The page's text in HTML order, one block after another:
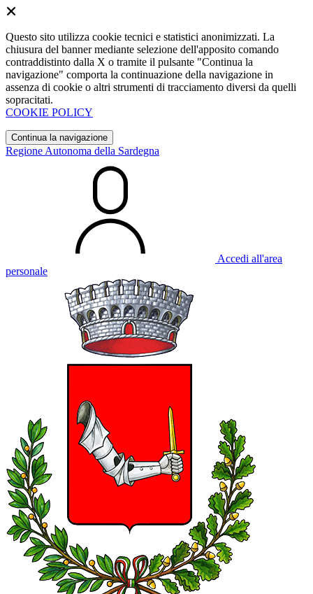
Questo sito utilizza cookie tecnici e statistici anonimizzati. La
chiusura del banner mediante selezione dell'apposito comando
contraddistinto dalla X o tramite il pulsante "Continua la
navigazione" comporta la continuazione della navigazione in
assenza di cookie o altri strumenti di tracciamento diversi da quelli
sopracitati.
COOKIE POLICY
Continua la navigazione
Regione Autonoma della Sardegna
Accedi all'area
personale